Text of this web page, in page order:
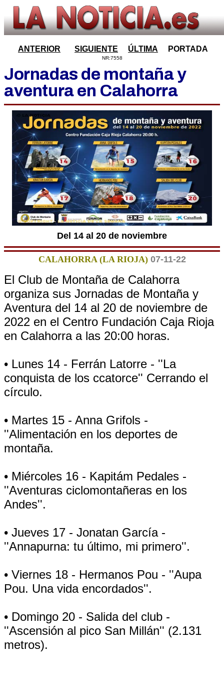
ANTERIOR SIGUIENTE ÚLTIMA PORTADA
NR:7558
Jornadas de montaña y
aventura en Calahorra
Del 14 al 20 de noviembre
CALAHORRA (LA RIOJA) 07-11-22
El Club de Montaña de Calahorra
organiza sus Jornadas de Montaña y
Aventura del 14 al 20 de noviembre de
2022 en el Centro Fundación Caja Rioja
en Calahorra a las 20:00 horas.
• Lunes 14 - Ferrán Latorre - ''La
conquista de los ccatorce'' Cerrando el
círculo.
• Martes 15 - Anna Grifols -
''Alimentación en los deportes de
montaña.
• Miércoles 16 - Kapitám Pedales -
''Aventuras ciclomontañeras en los
Andes''.
• Jueves 17 - Jonatan García -
''Annapurna: tu último, mi primero''.
• Viernes 18 - Hermanos Pou - ''Aupa
Pou. Una vida encordados''.
• Domingo 20 - Salida del club -
''Ascensión al pico San Millán'' (2.131
metros).